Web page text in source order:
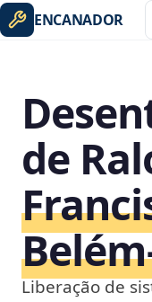
ENCANADOR
de
Liberação de